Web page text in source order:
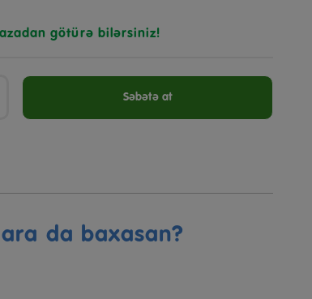
götürə bilərsiniz!
Səbətə at
da baxasan?